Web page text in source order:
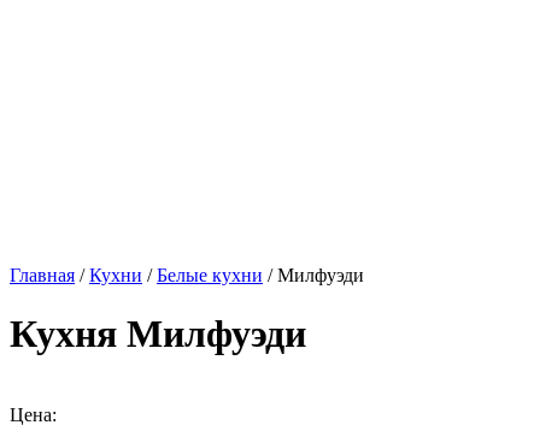
Главная /Кухни /Белые кухни / Милфуэди
Кухня Милфуэди
Цена: